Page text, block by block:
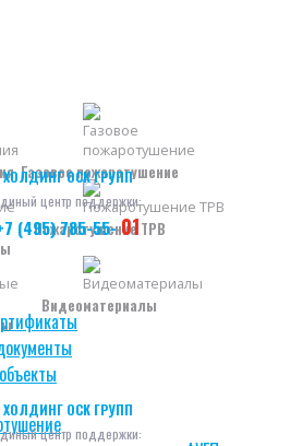
ХОЛДИНГ ОСК ГРУПП
центр поддержки:
(495) 785-55- 01
Газовое пожаротушение
Пожаротушение ТРВ
Видеоматериалы
ХОЛДИНГ ОСК ГРУПП
центр поддержки: